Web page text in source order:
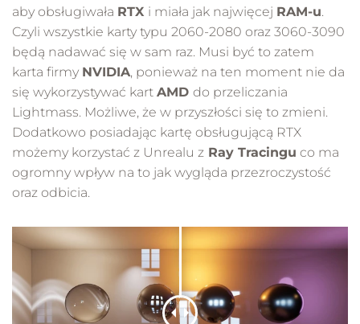
aby obsługiwała RTX i miała jak najwięcej RAM-u.
Czyli wszystkie karty typu 2060-2080 oraz 3060-3090
będą nadawać się w sam raz. Musi być to zatem
karta firmy NVIDIA, ponieważ na ten moment nie da
się wykorzystywać kart AMD do przeliczania
Lightmass. Możliwe, że w przyszłości się to zmieni.
Dodatkowo posiadając kartę obsługującą RTX
możemy korzystać z Unrealu z Ray Tracingu co ma
ogromny wpływ na to jak wygląda przezroczystość
oraz odbicia.